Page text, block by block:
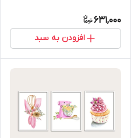
631,000
افزودن به سبد